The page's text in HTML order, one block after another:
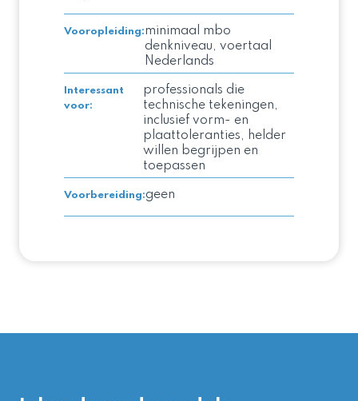
Vooropleiding:minimaal mbo
denkniveau, voertaal
Nederlands
Interessant
voor:
professionals die
technische tekeningen,
inclusief vorm- en
plaattoleranties, helder
willen begrijpen en
toepassen
Voorbereiding:geen